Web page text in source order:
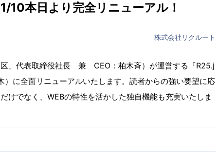
10本日より完全リニューアル！
株式会社リクルート
、代表取締役社長 兼 CEO：柏木斉）が運営する『R25.j
）に全面リニューアルいたします。読者からの強い要望に応
けでなく、WEBの特性を活かした独自機能も充実いたしま